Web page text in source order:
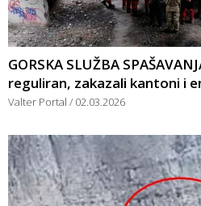
GORSKA SLUŽBA
reguliran, zakazali kantoni i
Valter Portal 02.03.2026